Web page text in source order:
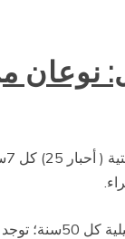
نوعان
توجد 3 حرّيات: